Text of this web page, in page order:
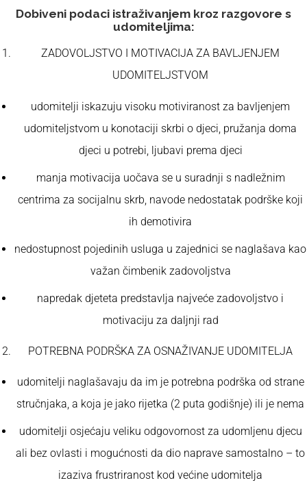
Dobiveni podaci istraživanjem kroz razgovore s
udomiteljima:
ZADOVOLJSTVO I MOTIVACIJA ZA BAVLJENJEM
UDOMITELJSTVOM
udomitelji iskazuju visoku motiviranost za bavljenjem
udomiteljstvom u konotaciji skrbi o djeci, pružanja doma
djeci u potrebi, ljubavi prema djeci
manja motivacija uočava se u suradnji s nadležnim
centrima za socijalnu skrb, navode nedostatak podrške koji
ih demotivira
nedostupnost pojedinih usluga u zajednici se naglašava kao
važan čimbenik zadovoljstva
napredak djeteta predstavlja najveće zadovoljstvo i
motivaciju za daljnji rad
POTREBNA PODRŠKA ZA OSNAŽIVANJE UDOMITELJA
udomitelji naglašavaju da im je potrebna podrška od strane
stručnjaka, a koja je jako rijetka (2 puta godišnje) ili je nema
udomitelji osjećaju veliku odgovornost za udomljenu djecu
ali bez ovlasti i mogućnosti da dio naprave samostalno – to
izaziva frustriranost kod većine udomitelja